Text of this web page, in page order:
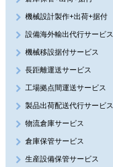
機械設計製作+出荷+据付
設備海外輸出代行サービス
機械移設据付サービス
長距離運送サービス
工場拠点間運送サービス
製品出荷配送代行サービス
物流倉庫サービス
倉庫保管サービス
生産設備保管サービス